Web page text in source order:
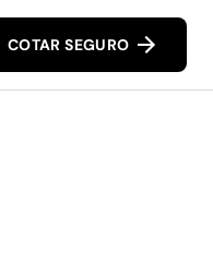
COTAR SEGURO